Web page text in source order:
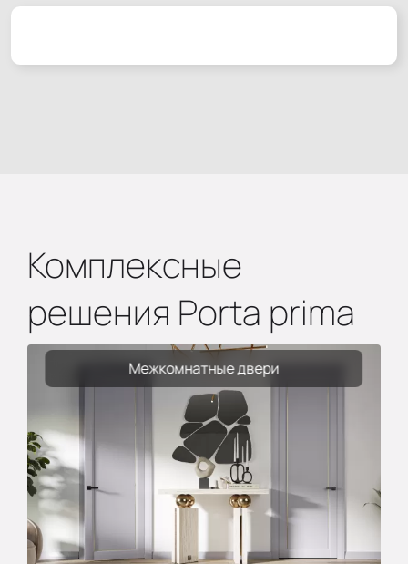
Комплексные
решения Porta prima
Межкомнатные двери